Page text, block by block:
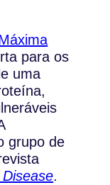
para os
uma
grupo de
.